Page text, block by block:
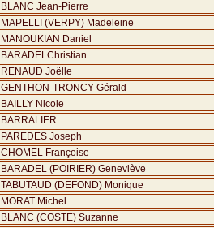
BLANC Jean-Pierre
MAPELLI (VERPY) Madeleine
MANOUKIAN Daniel
BARADELChristian
RENAUD Joëlle
GENTHON-TRONCY Gérald
BAILLY Nicole
BARRALIER
PAREDES Joseph
CHOMEL Françoise
BARADEL (POIRIER) Geneviève
TABUTAUD (DEFOND) Monique
MORAT Michel
BLANC (COSTE) Suzanne